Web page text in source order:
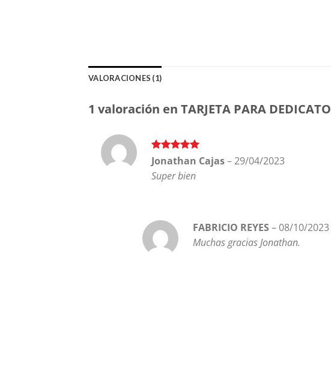
VALORACIONES (1)
1 valoración en TARJETA PARA
Valorado en
5
Jonathan Cajas–29/04/2023
Super bien
FABRICIO REYES – 08/10/2023
Muchas gracias Jonathan.